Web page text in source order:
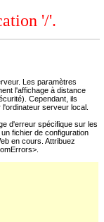
'/'.
Les paramètres
l'affichage à distance
Cependant, ils
serveur local.
d'erreur spécifique sur les
fichier de configuration
en cours. Attribuez